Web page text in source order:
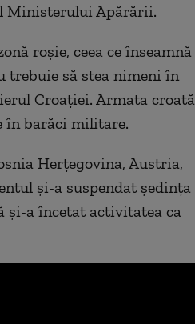
Ministerului Apărării.
roşie, ceea ce înseamnă
să stea nimeni în
Croaţiei. Armata croată
în barăci militare.
Herţegovina, Austria,
și-a suspendat ședința
și-a încetat activitatea ca